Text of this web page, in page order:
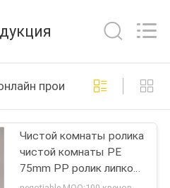
производство
Чистой комнаты ролика
чистой комнаты PE
75mm PP ролик липкой
потрепанный для